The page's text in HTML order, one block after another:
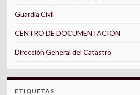
Guardia Civil
CENTRO DE DOCUMENTACIÓN
Dirección General del Catastro
ETIQUETAS